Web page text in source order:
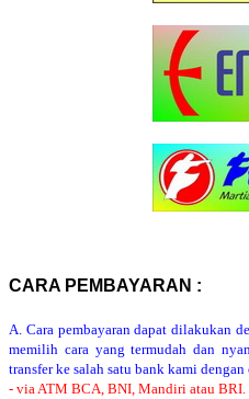
CARA PEMBAYARAN :
A. Cara pembayaran dapat dilakukan
memilih cara yang termudah dan
transfer ke salah satu bank kami dengan
- via ATM BCA, BNI, Mandiri atau BRI.